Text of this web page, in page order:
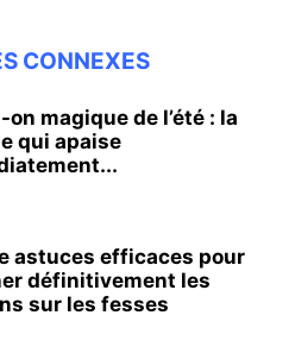
CONNEXES
on magique de l’été : la
qui apaise
astuces efficaces pour
définitivement les
sur les fesses